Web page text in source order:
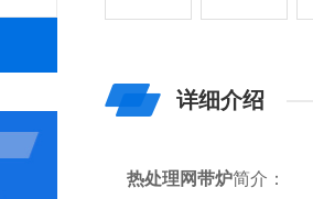
详细介绍
热处理网带炉简介：